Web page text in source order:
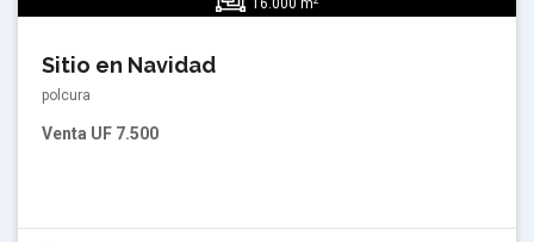
16.000 m
Sitio en Navidad
polcura
Venta UF 7.500